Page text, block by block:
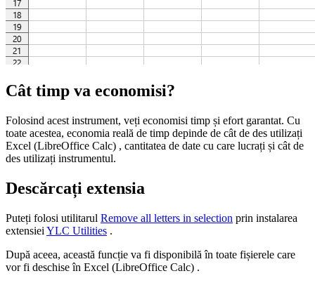
Cât timp va economisi?
Folosind acest instrument, veți economisi timp și efort garantat. Cu
toate acestea, economia reală de timp depinde de cât de des utilizați
Excel (LibreOffice Calc) , cantitatea de date cu care lucrați și cât de
des utilizați instrumentul.
Descărcați extensia
Puteți folosi utilitarul Remove all letters in selection prin instalarea
extensiei YLC Utilities .
După aceea, această funcție va fi disponibilă în toate fișierele care
vor fi deschise în Excel (LibreOffice Calc) .